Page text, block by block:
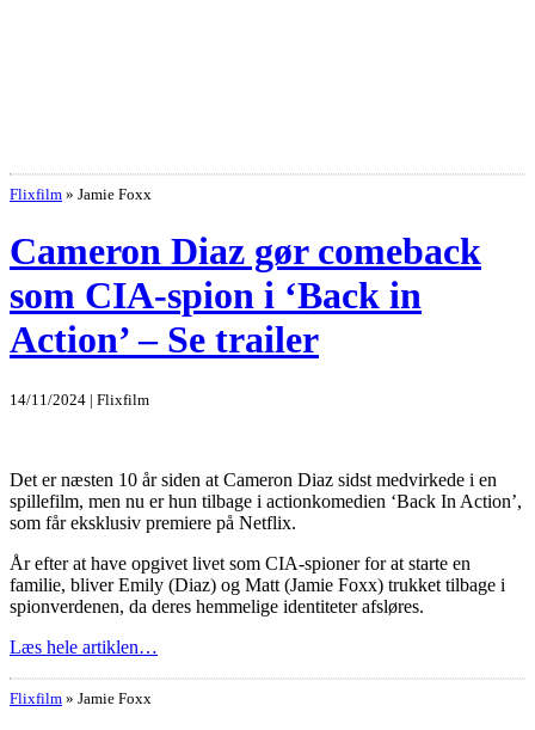
Flixfilm » Jamie Foxx
Cameron Diaz gør comeback
som CIA-spion i ‘Back in
Action’ – Se trailer
14/11/2024 | Flixfilm
Det er næsten 10 år siden at Cameron Diaz sidst medvirkede i en
spillefilm, men nu er hun tilbage i actionkomedien ‘Back In Action’,
som får eksklusiv premiere på Netflix.
År efter at have opgivet livet som CIA-spioner for at starte en
familie, bliver Emily (Diaz) og Matt (Jamie Foxx) trukket tilbage i
spionverdenen, da deres hemmelige identiteter afsløres.
Læs hele artiklen…
Flixfilm » Jamie Foxx